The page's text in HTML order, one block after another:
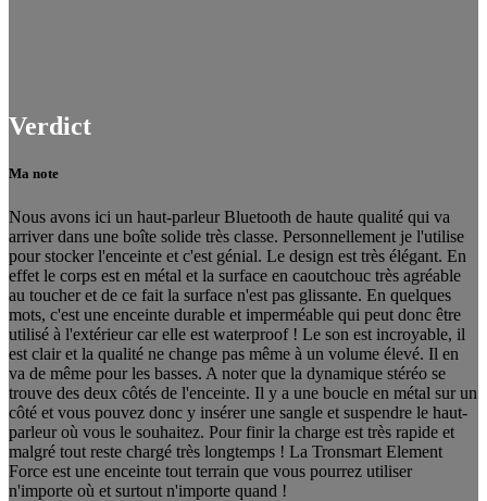
Verdict
Ma note
Nous avons ici un haut-parleur Bluetooth de haute qualité qui va
arriver dans une boîte solide très classe. Personnellement je l'utilise
pour stocker l'enceinte et c'est génial. Le design est très élégant. En
effet le corps est en métal et la surface en caoutchouc très agréable
au toucher et de ce fait la surface n'est pas glissante. En quelques
mots, c'est une enceinte durable et imperméable qui peut donc être
utilisé à l'extérieur car elle est waterproof ! Le son est incroyable, il
est clair et la qualité ne change pas même à un volume élevé. Il en
va de même pour les basses. A noter que la dynamique stéréo se
trouve des deux côtés de l'enceinte. Il y a une boucle en métal sur un
côté et vous pouvez donc y insérer une sangle et suspendre le haut-
parleur où vous le souhaitez. Pour finir la charge est très rapide et
malgré tout reste chargé très longtemps ! La Tronsmart Element
Force est une enceinte tout terrain que vous pourrez utiliser
n'importe où et surtout n'importe quand !